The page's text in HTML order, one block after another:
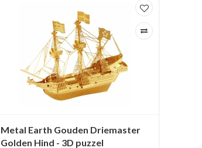
Metal Earth Gouden Driemaster
Golden Hind - 3D puzzel